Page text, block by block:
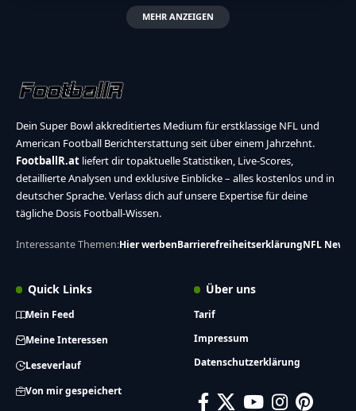
MEHR ANZEIGEN
Dein Super Bowl akkreditiertes Medium für erstklassige NFL und
American Football Berichterstattung seit über einem Jahrzehnt.
FootballR.at liefert dir topaktuelle Statistiken, Live-Scores,
detaillierte Analysen und exklusive Einblicke – alles kostenlos und in
deutscher Sprache. Verlass dich auf unsere Expertise für deine
tägliche Dosis Football-Wissen.
Interessante Themen:Hier werbenBarrierefreiheitserklärungNFL News
Quick Links
Mein Feed
Meine Interessen
Leseverlauf
Von mir gespeichert
Über uns
Tarif
Impressum
Datenschutzerklärung